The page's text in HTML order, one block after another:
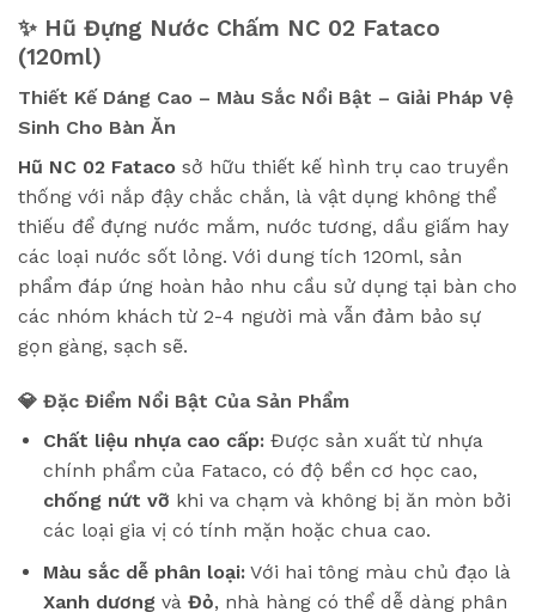
✨ Hũ Đựng Nước Chấm NC 02 Fataco
(120ml)
Thiết Kế Dáng Cao – Màu Sắc Nổi Bật – Giải Pháp Vệ
Sinh Cho Bàn Ăn
Hũ NC 02 Fataco sở hữu thiết kế hình trụ cao truyền
thống với nắp đậy chắc chắn, là vật dụng không thể
thiếu để đựng nước mắm, nước tương, dầu giấm hay
các loại nước sốt lỏng. Với dung tích 120ml, sản
phẩm đáp ứng hoàn hảo nhu cầu sử dụng tại bàn cho
các nhóm khách từ 2-4 người mà vẫn đảm bảo sự
gọn gàng, sạch sẽ.
💎 Đặc Điểm Nổi Bật Của Sản Phẩm
Chất liệu nhựa cao cấp:Được sản xuất từ nhựa
chính phẩm của Fataco, có độ bền cơ học cao,
chống nứt vỡ khi va chạm và không bị ăn mòn bởi
các loại gia vị có tính mặn hoặc chua cao.
Màu sắc dễ phân loại:Với hai tông màu chủ đạo là
Xanh dương và Đỏ, nhà hàng có thể dễ dàng phân